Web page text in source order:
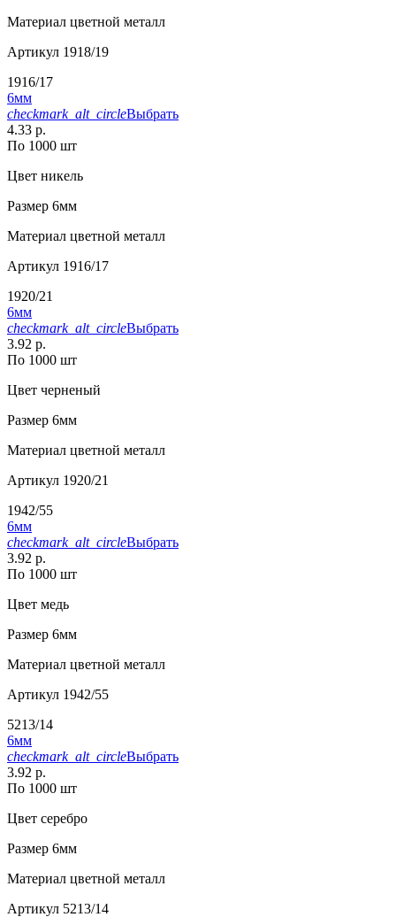
Материал цветной металл
Артикул 1918/19
1916/17
6мм
checkmark_alt_circleВыбрать
4.33 р.
По 1000 шт
Цвет никель
Размер 6мм
Материал цветной металл
Артикул 1916/17
1920/21
6мм
checkmark_alt_circleВыбрать
3.92 р.
По 1000 шт
Цвет черненый
Размер 6мм
Материал цветной металл
Артикул 1920/21
1942/55
6мм
checkmark_alt_circleВыбрать
3.92 р.
По 1000 шт
Цвет медь
Размер 6мм
Материал цветной металл
Артикул 1942/55
5213/14
6мм
checkmark_alt_circleВыбрать
3.92 р.
По 1000 шт
Цвет серебро
Размер 6мм
Материал цветной металл
Артикул 5213/14